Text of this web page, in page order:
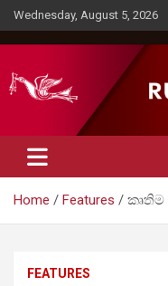
Skip
to
content
Wednesday, August 5, 2026
Rupavahini
Home Features
FEATURES